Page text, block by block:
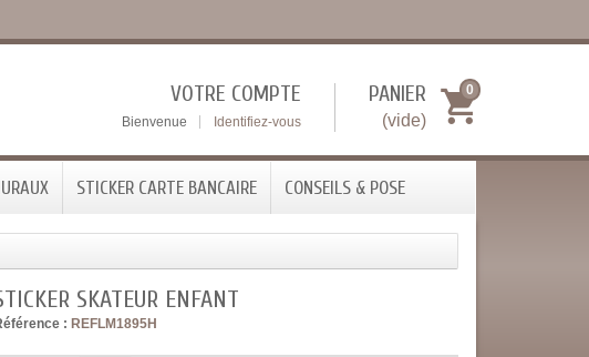
PANIER
(vide)
0
VOTRE COMPTE
Bienvenue Identifiez-vous
STICKER CARTE BANCAIRE CONSEILS & POSE
SKATEUR ENFANT
: REFLM1895H